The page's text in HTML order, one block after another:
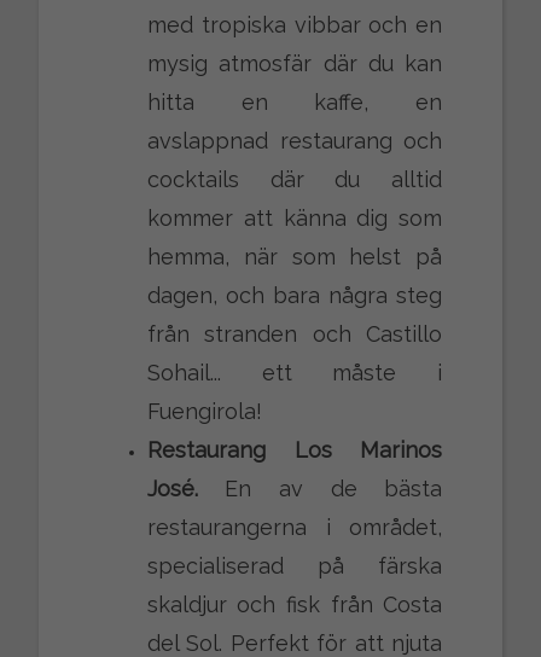
med tropiska vibbar och en
mysig atmosfär där du kan
hitta en kaffe, en
avslappnad restaurang och
cocktails där du alltid
kommer att känna dig som
hemma, när som helst på
dagen, och bara några steg
från stranden och Castillo
Sohail... ett måste i
Fuengirola!
Restaurang Los Marinos
José. En av de bästa
restaurangerna i området,
specialiserad på färska
skaldjur och fisk från Costa
del Sol. Perfekt för att njuta